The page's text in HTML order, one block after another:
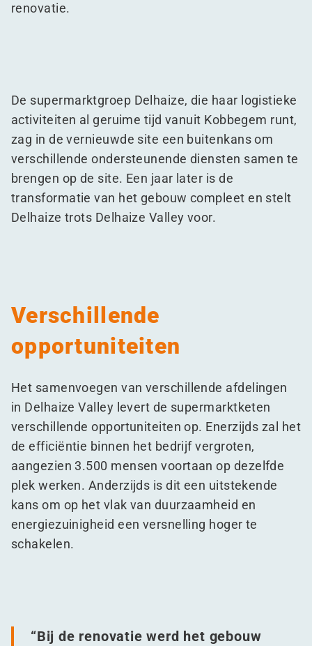
renovatie.
De supermarktgroep Delhaize, die haar logistieke
activiteiten al geruime tijd vanuit Kobbegem runt,
zag in de vernieuwde site een buitenkans om
verschillende ondersteunende diensten samen te
brengen op de site. Een jaar later is de
transformatie van het gebouw compleet en stelt
Delhaize trots Delhaize Valley voor.
Verschillende
opportuniteiten
Het samenvoegen van verschillende afdelingen
in Delhaize Valley levert de supermarktketen
verschillende opportuniteiten op. Enerzijds zal het
de efficiëntie binnen het bedrijf vergroten,
aangezien 3.500 mensen voortaan op dezelfde
plek werken. Anderzijds is dit een uitstekende
kans om op het vlak van duurzaamheid en
energiezuinigheid een versnelling hoger te
schakelen.
“Bij de renovatie werd het gebouw